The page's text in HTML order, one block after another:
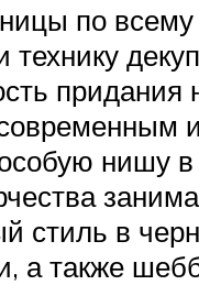
по
придания
нишу
стиль в
а также